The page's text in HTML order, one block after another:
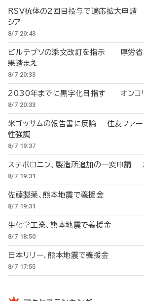
RSV抗体の2回目投与で適応拡大申請
シア
8/7 20:43
ビルテプソの添文改訂を指示 厚労省
果踏まえ
8/7 20:33
2030年までに黒字化目指す オンコリ
8/7 20:33
米ゴッサムの報告書に反論 住友ファー
性強調
8/7 19:37
ステボロニン、製造所追加の一変申請
8/7 19:31
佐藤製薬、熊本地震で義援金
8/7 19:31
生化学工業、熊本地震で義援金
8/7 18:50
日本リリー、熊本地震で義援金
8/7 17:55